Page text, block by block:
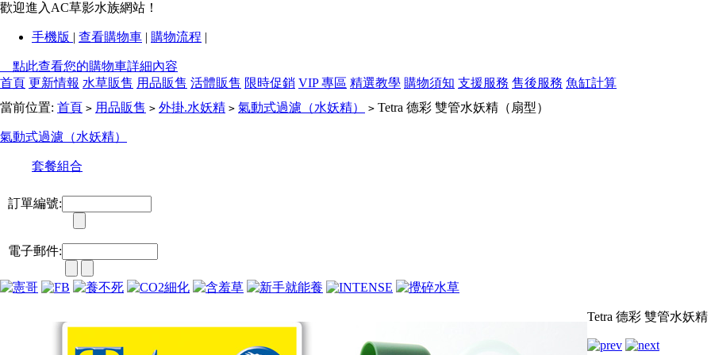
歡迎進入AC草影水族網站！
手機版 | 查看購物車 | 購物流程 |
點此查看您的購物車詳細內容
首頁 更新情報 水草販售 用品販售 活體販售 限時促銷 VIP 專區 精選教學 購物須知 支援服務 售後服務 魚缸計算
當前位置: 首頁 > 用品販售 > 外掛.水妖精 > 氣動式過濾（水妖精） > Tetra 德彩 雙管水妖精（扇型）
氣動式過濾（水妖精）
套餐組合
訂單編號:
電子郵件:
Tetra 德彩 雙管水妖精